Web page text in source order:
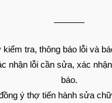
kiểm tra, thông báo lỗi và
nhận lỗi cần sửa, xác
báo.
ý thợ tiến hành sửa